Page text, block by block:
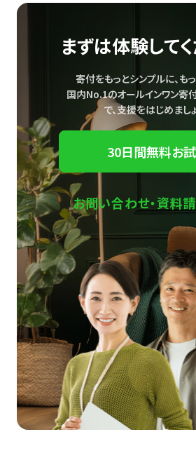
まずは体験してく
寄付をもっとシンプルに、も
国内No.1のオールインワン寄
で、支援をはじめましょ
30日間無料お
お問い合わせ・資料